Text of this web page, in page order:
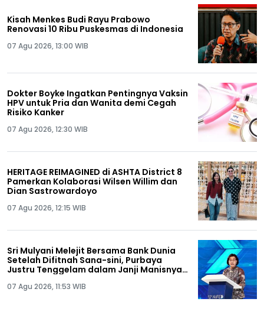
Kisah Menkes Budi Rayu Prabowo
Renovasi 10 Ribu Puskesmas di Indonesia
07 Agu 2026, 13:00 WIB
Dokter Boyke Ingatkan Pentingnya Vaksin
HPV untuk Pria dan Wanita demi Cegah
Risiko Kanker
07 Agu 2026, 12:30 WIB
HERITAGE REIMAGINED di ASHTA District 8
Pamerkan Kolaborasi Wilsen Willim dan
Dian Sastrowardoyo
07 Agu 2026, 12:15 WIB
Sri Mulyani Melejit Bersama Bank Dunia
Setelah Difitnah Sana-sini, Purbaya
Justru Tenggelam dalam Janji Manisnya
07 Agu 2026, 11:53 WIB